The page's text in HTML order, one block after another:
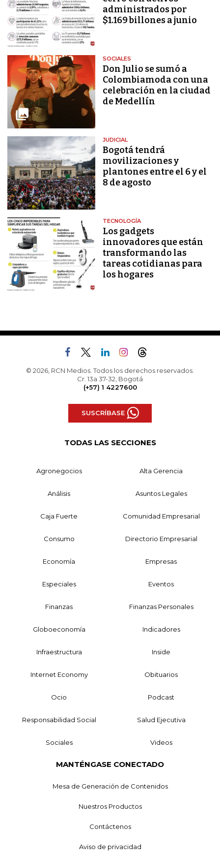
administrados por
$1.169 billones a junio
SOCIALES
Don Julio se sumó a
Colombiamoda con una
celebración en la ciudad
de Medellín
JUDICIAL
Bogotá tendrá
movilizaciones y
plantones entre el 6 y el
8 de agosto
TECNOLOGÍA
Los gadgets
innovadores que están
transformando las
tareas cotidianas para
los hogares
© 2026, RCN Medios. Todos los derechos reservados.
Cr. 13a 37-32, Bogotá
(+57) 1 4227600
SUSCRÍBASE
TODAS LAS SECCIONES
Agronegocios Alta Gerencia
Análisis Asuntos Legales
Caja Fuerte Comunidad Empresarial
Consumo Directorio Empresarial
Economía Empresas
Especiales Eventos
Finanzas Finanzas Personales
Globoeconomía Indicadores
Infraestructura Inside
Internet Economy Obituarios
Ocio Podcast
Responsabilidad Social Salud Ejecutiva
Sociales Videos
MANTÉNGASE CONECTADO
Mesa de Generación de Contenidos
Nuestros Productos
Contáctenos
Aviso de privacidad